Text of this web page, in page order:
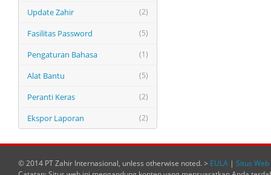
(2)
Update Zahir
(5)
Fasilitas Password
(1)
Pengaturan Bahasa
(5)
Alat Bantu
(2)
Peranti Keras
(2)
Ekspor Laporan
© 2014 PT Zahir Internasional, unless otherwise noted. > EULA | Situs